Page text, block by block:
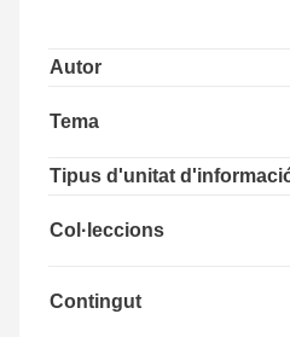
Autor
Tema
Tipus d'unitat
Col·leccions
Contingut